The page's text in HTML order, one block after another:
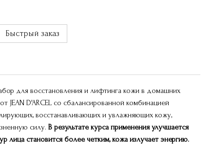
Быстрый заказ
для восстановления и лифтинга кожи в домашних
JEAN D'ARCEL со сбалансированной комбинацией
восстанавливающих и увлажняющих кожу,
силу. В результате курса применения улучшается
лица становится более четким, кожа излучает энергию.